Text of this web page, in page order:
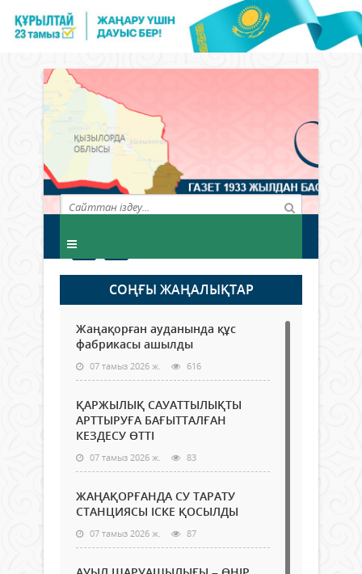
СОҢҒЫ ЖАҢАЛЫҚТАР
Жаңақорған ауданында құс
фабрикасы ашылды
07 тамыз 2026 ж. 616
ҚАРЖЫЛЫҚ САУАТТЫЛЫҚТЫ
АРТТЫРУҒА БАҒЫТТАЛҒАН
КЕЗДЕСУ ӨТТІ
07 тамыз 2026 ж. 83
ЖАҢАҚОРҒАНДА СУ ТАРАТУ
СТАНЦИЯСЫ ІСКЕ ҚОСЫЛДЫ
07 тамыз 2026 ж. 87